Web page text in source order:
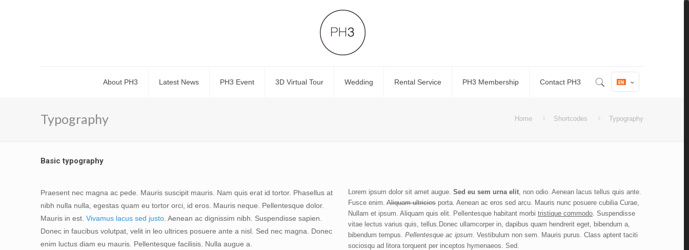
About PH3 Latest News PH3 Event 3D Virtual Tour Wedding Rental Service PH3 Membership Contact PH3
Typography Home Shortcodes Typography
Basic typography
Praesent nec magna ac pede. Mauris suscipit mauris. Nam quis erat id tortor. Phasellus at
nibh nulla nulla, egestas quam eu tortor orci, id eros. Mauris neque. Pellentesque dolor.
Mauris in est. Vivamus lacus sed justo . Aenean ac dignissim nibh. Suspendisse sapien.
Donec in faucibus volutpat, velit in leo ultrices posuere ante a nisl. Sed nec magna. Donec
enim luctus diam eu mauris. Pellentesque facilisis. Nulla augue a.
Lorem ipsum dolor sit amet augue. Sed eu sem urna elit, non odio. Aenean lacus tellus quis ante.
Fusce enim. Aliquam ultricies porta. Aenean ac eros sed arcu. Mauris nunc posuere cubilia Curae,
Nullam et ipsum. Aliquam quis elit. Pellentesque habitant morbi tristique commodo. Suspendisse
vitae lectus varius quis, tellus.Donec ullamcorper in, dapibus quam hendrerit eget, bibendum a,
bibendum tempus. Pellentesque ac ipsum. Vestibulum non sem. Mauris purus. Class aptent taciti
sociosqu ad litora torquent per inceptos hymenaeos. Sed.